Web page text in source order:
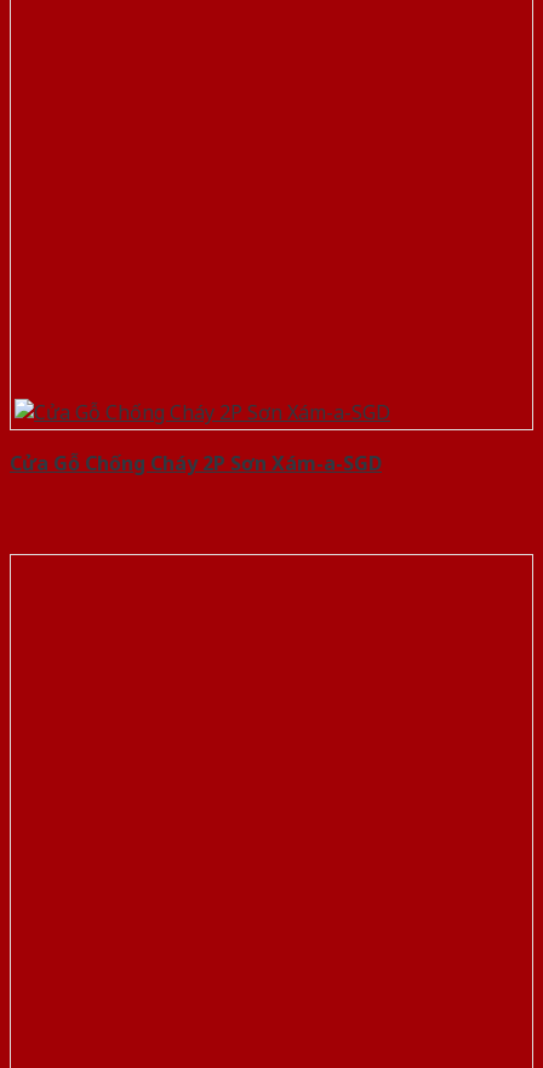
Cửa Gỗ Chống Cháy 2P Sơn Xám-a-SGD